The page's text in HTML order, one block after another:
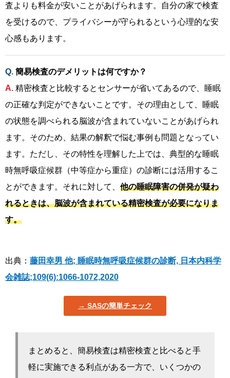
査よりも料金が安いことがあげられます。自分の家で検査
を受けるので、プライバシーが守られるという心理的な安
心感もあります。
簡易検査のデメリットは何ですか？
精密検査と比較するとセンサーが省いてあるので、睡眠
の正確な判定ができないことです。その理由として、睡眠
の状態を調べられる脳波が含まれていないことがあげられ
ます。そのため、結果の解釈で悩む事例も問題となってい
ます。ただし、その特性を理解した上では、典型的な睡眠
時無呼吸症候群（中等症から重症）の診断には活用するこ
とができます。それに対して、 他の睡眠障害の併発が疑わ
れるときは、脳波が含まれている精密検査が必要になりま
す。
出典： 藤田幸男 他; 睡眠時無呼吸症候群の診断, 日本内科学
会雑誌;109(6):1066-1072,2020
SASの簡単チェック
まとめると、簡易検査は精密検査と比べると手
軽に実施できる利点がある一方で、いくつかの